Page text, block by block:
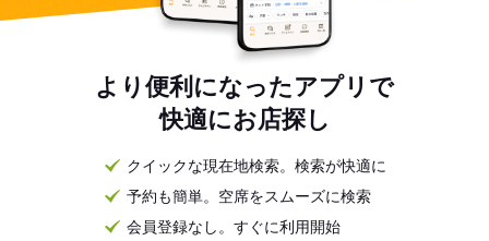
より便利になったアプリで
快適にお店探し
クイックな現在地検索。検索が快適に
予約も簡単。空席をスムーズに検索
会員登録なし。すぐに利用開始